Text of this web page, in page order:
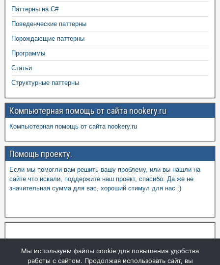
Паттерны на C#
Поведенческие паттерны
Порождающие паттерны
Программы
Статьи
Структурные паттерны
Компьютерная помощь от сайта nookery.ru
Компьютерная помощь от сайта nookery.ru
Помощь проекту.
Если мы помогли вам решить вашу проблему, или вы нашли на
сайте что искали, поддержите наш проект, спасибо. Да же не
значительная сумма для вас, хороший стимул для нас :)
Мы используем файлы cookie для повышения удобства
работы с сайтом. Продолжая использовать сайт, вы